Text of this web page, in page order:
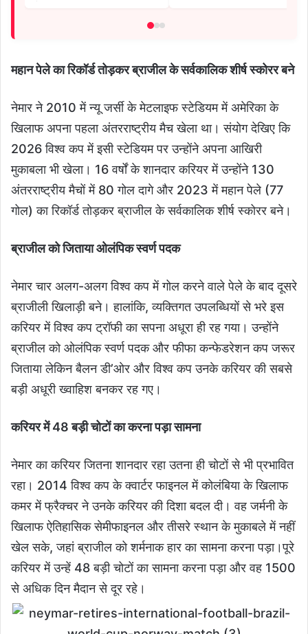
महान पेले का रिकॉर्ड तोड़कर ब्राजील के सर्वकालिक शीर्ष स्कोरर बने
नेमार ने 2010 में न्यू जर्सी के मेटलाइफ स्टेडियम में अमेरिका के
खिलाफ अपना पहला अंतरराष्ट्रीय मैच खेला था। संयोग देखिए कि
2026 विश्व कप में इसी स्टेडियम पर उन्होंने अपना आखिरी
मुकाबला भी खेला। 16 वर्षों के शानदार करियर में उन्होंने 130
अंतरराष्ट्रीय मैचों में 80 गोल दागे और 2023 में महान पेले (77
गोल) का रिकॉर्ड तोड़कर ब्राजील के सर्वकालिक शीर्ष स्कोरर बने।
ब्राजील को जिताया ओलंपिक स्वर्ण पदक
नेमार चार अलग-अलग विश्व कप में गोल करने वाले पेले के बाद दूसरे
ब्राजीली खिलाड़ी बने। हालांकि, व्यक्तिगत उपलब्धियों से भरे इस
करियर में विश्व कप ट्रॉफी का सपना अधूरा ही रह गया। उन्होंने
ब्राजील को ओलंपिक स्वर्ण पदक और फीफा कन्फेडरेशन कप जरूर
जिताया लेकिन बैलन डी’ओर और विश्व कप उनके करियर की सबसे
बड़ी अधूरी ख्वाहिश बनकर रह गए।
करियर में 48 बड़ी चोटों का करना पड़ा सामना
नेमार का करियर जितना शानदार रहा उतना ही चोटों से भी प्रभावित
रहा। 2014 विश्व कप के क्वार्टर फाइनल में कोलंबिया के खिलाफ
कमर में फ्रैक्चर ने उनके करियर की दिशा बदल दी। वह जर्मनी के
खिलाफ ऐतिहासिक सेमीफाइनल और तीसरे स्थान के मुकाबले में नहीं
खेल सके, जहां ब्राजील को शर्मनाक हार का सामना करना पड़ा।पूरे
करियर में उन्हें 48 बड़ी चोटों का सामना करना पड़ा और वह 1500
से अधिक दिन मैदान से दूर रहे।